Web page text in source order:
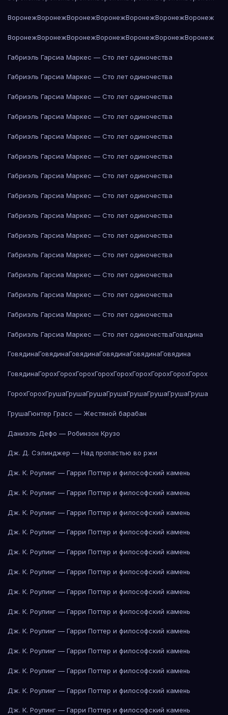
ВоронежВоронежВоронежВоронежВоронежВоронежВоронеж
ВоронежВоронежВоронежВоронежВоронежВоронежВоронеж
Габриэль Гарсиа Маркес — Сто лет одиночества
Габриэль Гарсиа Маркес — Сто лет одиночества
Габриэль Гарсиа Маркес — Сто лет одиночества
Габриэль Гарсиа Маркес — Сто лет одиночества
Габриэль Гарсиа Маркес — Сто лет одиночества
Габриэль Гарсиа Маркес — Сто лет одиночества
Габриэль Гарсиа Маркес — Сто лет одиночества
Габриэль Гарсиа Маркес — Сто лет одиночества
Габриэль Гарсиа Маркес — Сто лет одиночества
Габриэль Гарсиа Маркес — Сто лет одиночества
Габриэль Гарсиа Маркес — Сто лет одиночества
Габриэль Гарсиа Маркес — Сто лет одиночества
Габриэль Гарсиа Маркес — Сто лет одиночества
Габриэль Гарсиа Маркес — Сто лет одиночества
Габриэль Гарсиа Маркес — Сто лет одиночестваГовядина
ГовядинаГовядинаГовядинаГовядинаГовядинаГовядина
ГовядинаГорохГорохГорохГорохГорохГорохГорохГорохГорох
ГорохГорохГрушаГрушаГрушаГрушаГрушаГрушаГрушаГруша
ГрушаГюнтер Грасс — Жестяной барабан
Даниэль Дефо — Робинзон Крузо
Дж. Д. Сэлинджер — Над пропастью во ржи
Дж. К. Роулинг — Гарри Поттер и философский камень
Дж. К. Роулинг — Гарри Поттер и философский камень
Дж. К. Роулинг — Гарри Поттер и философский камень
Дж. К. Роулинг — Гарри Поттер и философский камень
Дж. К. Роулинг — Гарри Поттер и философский камень
Дж. К. Роулинг — Гарри Поттер и философский камень
Дж. К. Роулинг — Гарри Поттер и философский камень
Дж. К. Роулинг — Гарри Поттер и философский камень
Дж. К. Роулинг — Гарри Поттер и философский камень
Дж. К. Роулинг — Гарри Поттер и философский камень
Дж. К. Роулинг — Гарри Поттер и философский камень
Дж. К. Роулинг — Гарри Поттер и философский камень
Дж. К. Роулинг — Гарри Поттер и философский камень